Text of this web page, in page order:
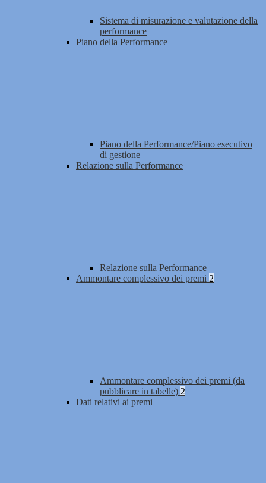
Sistema di misurazione e valutazione della
performance
Piano della Performance
Piano della Performance/Piano esecutivo
di gestione
Relazione sulla Performance
Relazione sulla Performance
Ammontare complessivo dei premi 2
Ammontare complessivo dei premi (da
pubblicare in tabelle) 2
Dati relativi ai premi